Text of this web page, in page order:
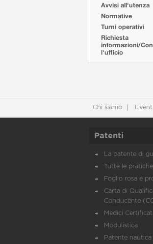
Avvisi all'utenza
Normative
Turni operativi
Richiesta
informazioni/
l'ufficio
Chi siamo Eventi
Patenti
La patente di
Tutte le pratiche
Foglio rosa e
Carta di
Conducente
Medici
Modulistica
Patente nautica